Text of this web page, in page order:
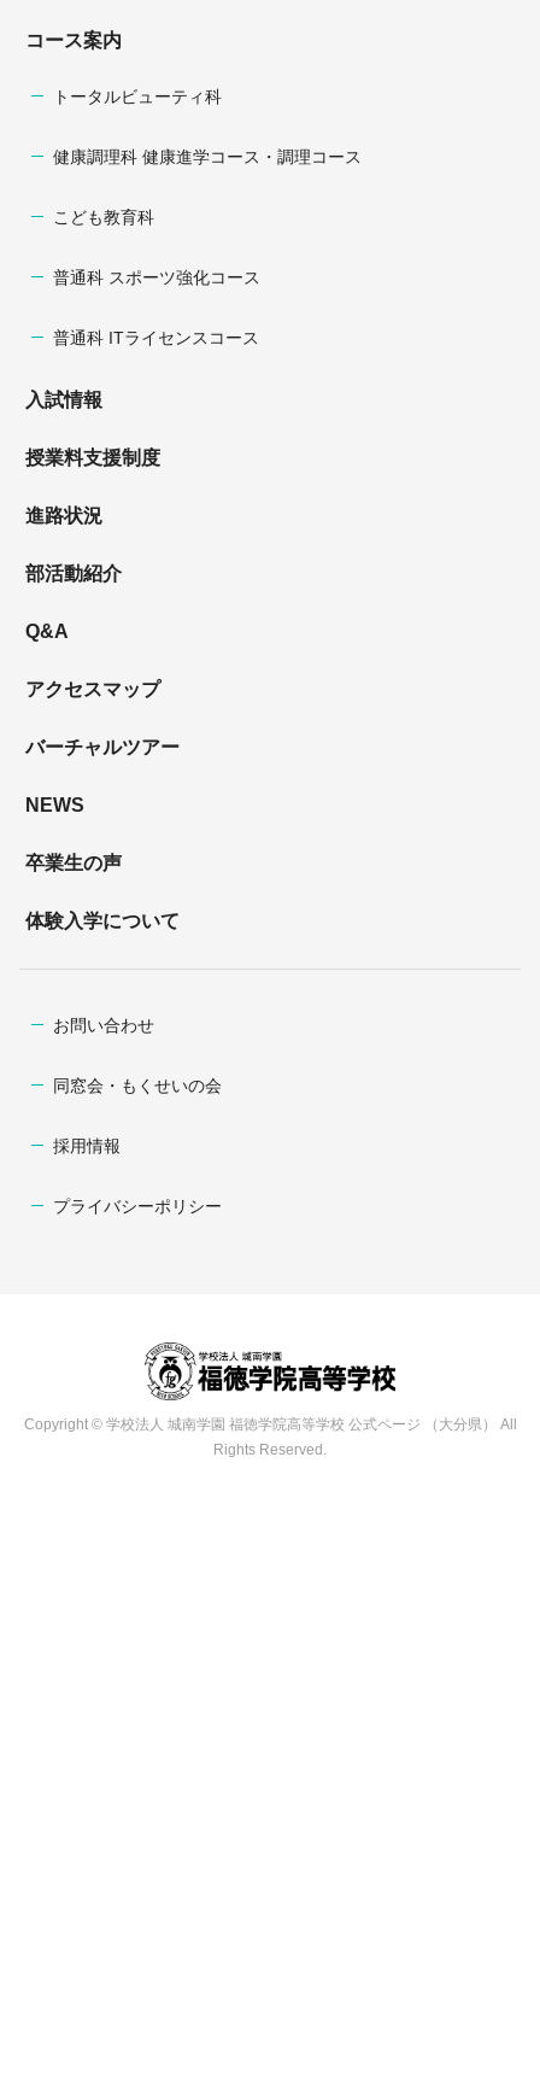
コース案内
トータルビューティ科
健康調理科 健康進学コース・調理コース
こども教育科
普通科 スポーツ強化コース
普通科 ITライセンスコース
入試情報
授業料支援制度
進路状況
部活動紹介
Q&A
アクセスマップ
バーチャルツアー
NEWS
卒業生の声
体験入学について
お問い合わせ
同窓会・もくせいの会
採用情報
プライバシーポリシー
Copyright © 学校法人 城南学園 福徳学院高等学校 公式ページ （大分県） All
Rights Reserved.